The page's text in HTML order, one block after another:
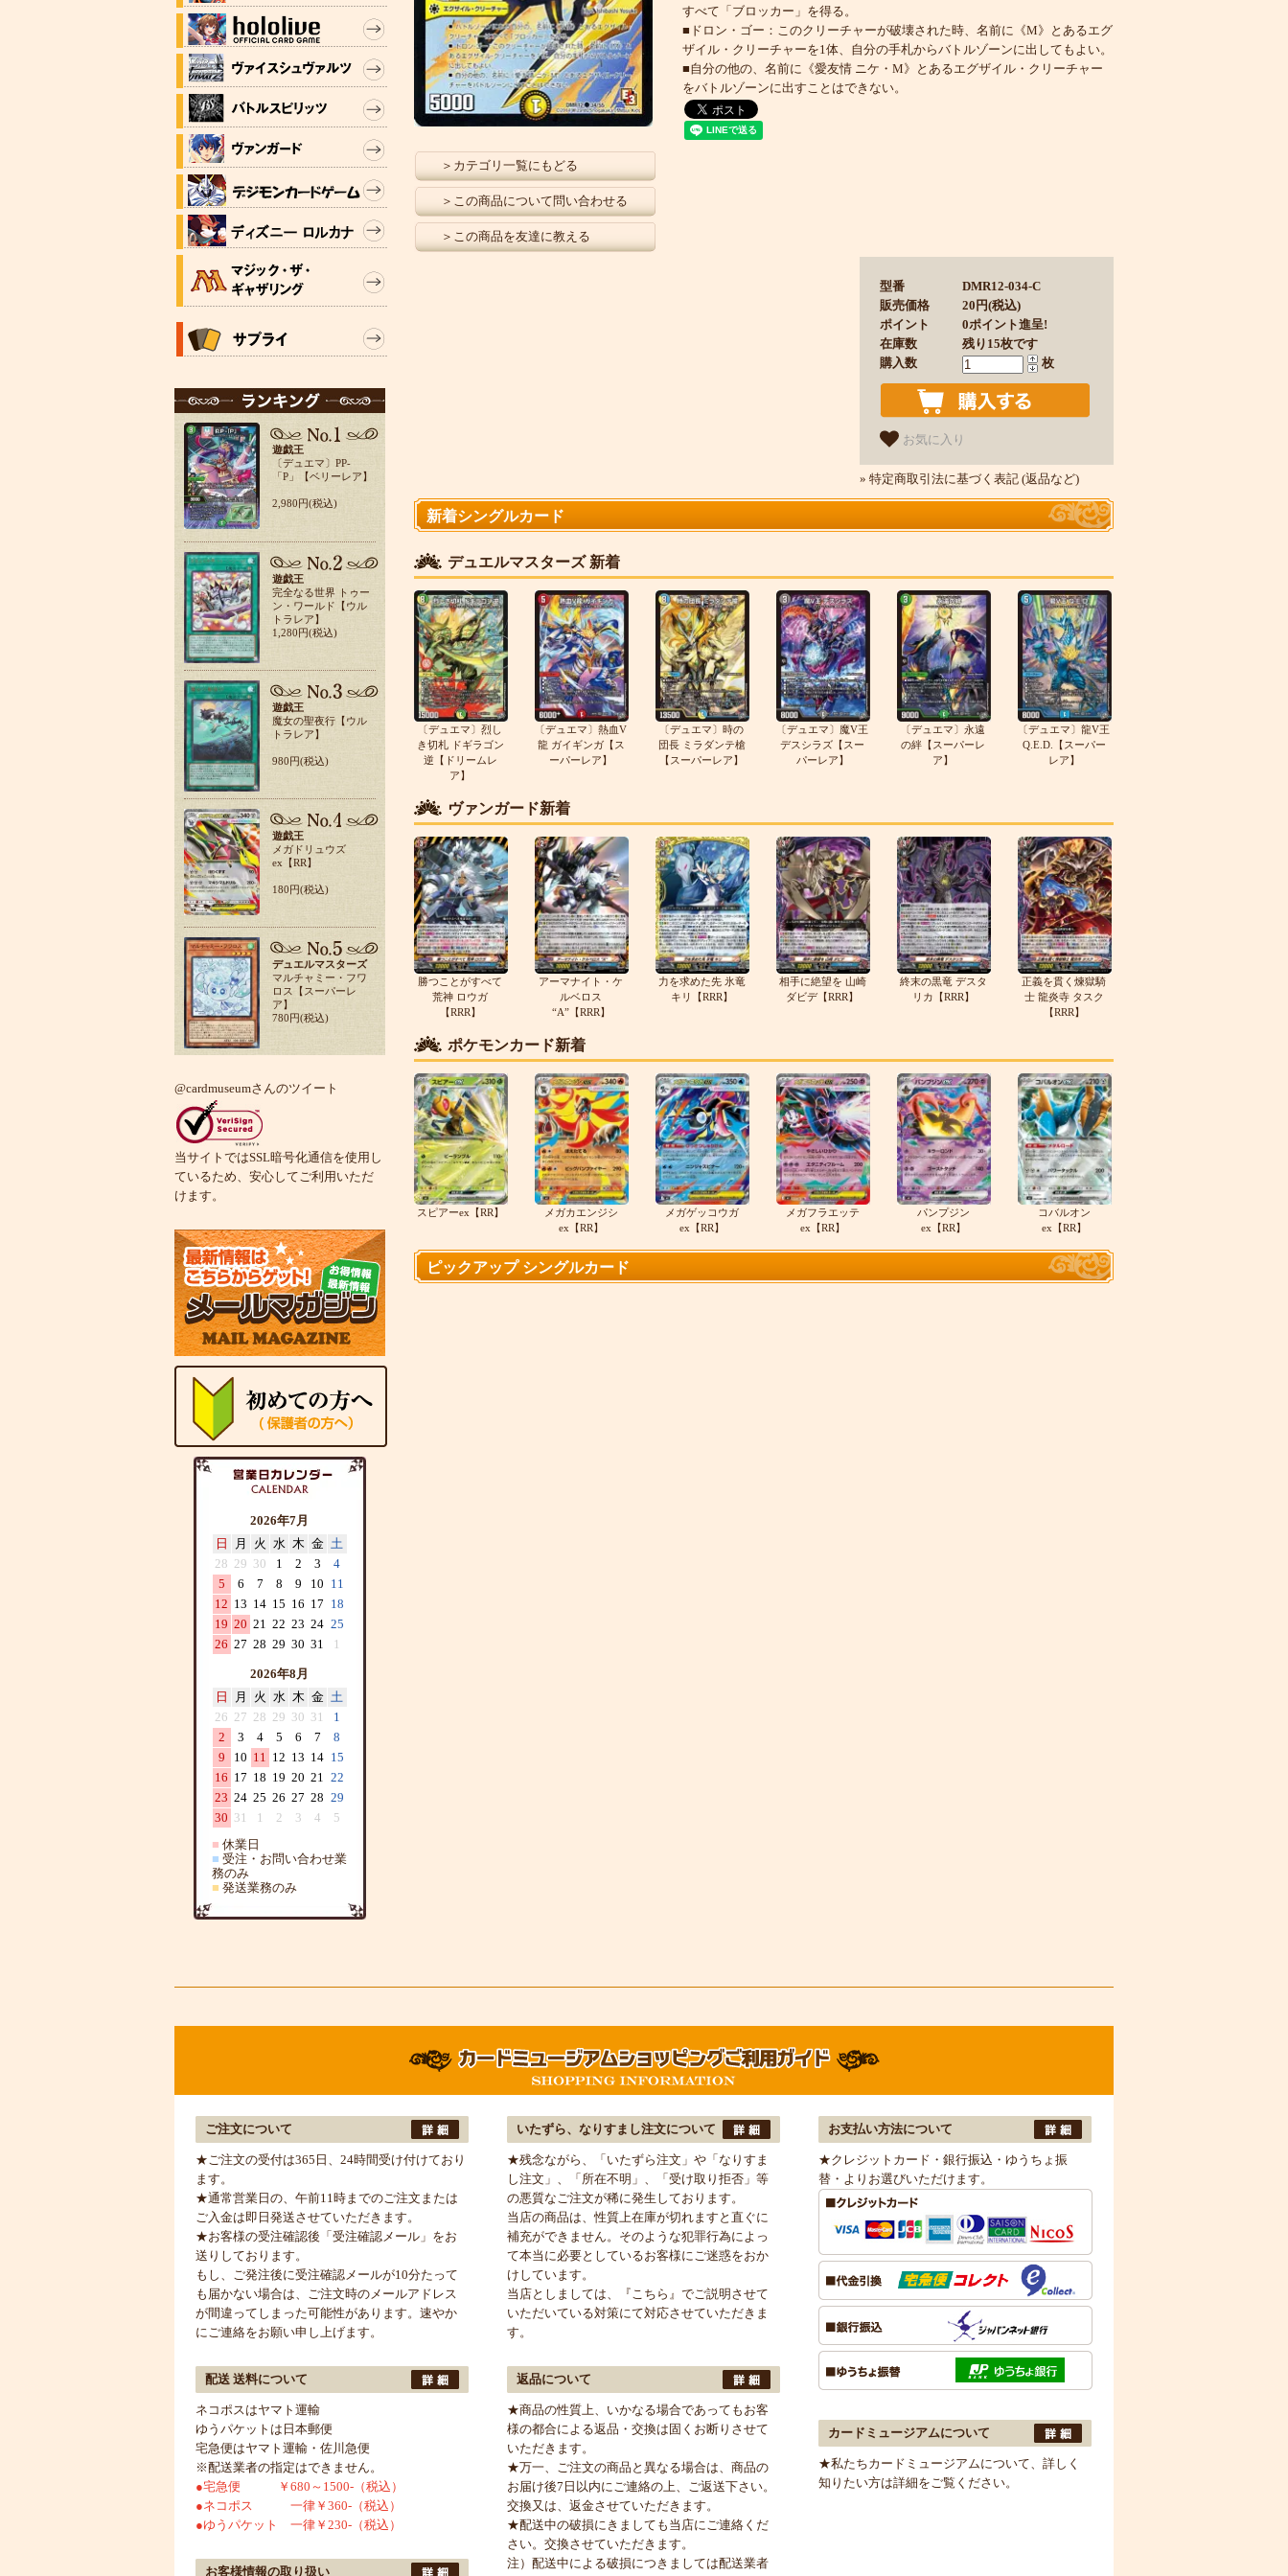
遊戯王
〔デュエマ〕PP-
「P」【ベリーレア】
2,980円(税込)
遊戯王
完全なる世界 トゥー
ン・ワールド【ウル
トラレア】
1,280円(税込)
遊戯王
魔女の聖夜行【ウル
トラレア】
980円(税込)
遊戯王
メガドリュウズ
ex【RR】
180円(税込)
デュエルマスターズ
マルチャミー・フワ
ロス【スーパーレ
ア】
780円(税込)
@cardmuseumさんのツイート
当サイトではSSL暗号化通信を使用し
ているため、安心してご利用いただ
けます。
2026年7月
日
月 火 水 木 金 土
28 29 30 1 2 3
4
5
6 7 8 9 10 11
12 13 14 15 16 17 18
19 20 21 22 23 24 25
26 27 28 29 30 31 1
2026年8月
日
月 火 水 木 金 土
26 27 28 29 30 31
1
2
3 4 5 6 7
8
9
10 11 12 13 14 15
16 17 18 19 20 21 22
23 24 25 26 27 28 29
30 31 1 2 3 4
5
■ 休業日
■ 受注・お問い合わせ業
務のみ
■ 発送業務のみ
＞カテゴリ一覧にもどる
＞この商品について問い合わせる
＞この商品を友達に教える
すべて「ブロッカー」を得る。
■ドロン・ゴー：このクリーチャーが破壊された時、名前に《M》とあるエグ
ザイル・クリーチャーを1体、自分の手札からバトルゾーンに出してもよい。
■自分の他の、名前に《愛友情 ニケ・M》とあるエグザイル・クリーチャー
をバトルゾーンに出すことはできない。
型番
DMR12-034-C
販売価格
20円(税込)
ポイント
0ポイント進呈!
在庫数
残り15枚です
購入数
枚
お気に入り
» 特定商取引法に基づく表記 (返品など)
新着シングルカード
デュエルマスターズ 新着
〔デュエマ〕烈し
き切札 ドギラゴン
逆【ドリームレ
ア】
〔デュエマ〕熱血V
龍 ガイギンガ【ス
ーパーレア】
〔デュエマ〕時の
団長 ミラダンテ槍
【スーパーレア】
〔デュエマ〕魔V王
デスシラズ【スー
パーレア】
〔デュエマ〕永遠
の絆【スーパーレ
ア】
〔デュエマ〕龍V王
Q.E.D.【スーパー
レア】
ヴァンガード新着
勝つことがすべて
荒神 ロウガ
【RRR】
アーマナイト・ケ
ルベロス
“A”【RRR】
力を求めた先 氷竜
キリ【RRR】
相手に絶望を 山崎
ダビデ【RRR】
終末の黒竜 デスタ
リカ【RRR】
正義を貫く煉獄騎
士 龍炎寺 タスク
【RRR】
ポケモンカード新着
スピアーex【RR】
メガカエンジシ
ex【RR】
メガゲッコウガ
ex【RR】
メガフラエッテ
ex【RR】
パンプジン
ex【RR】
コバルオン
ex【RR】
ピックアップ シングルカード
ご注文について
★ご注文の受付は365日、24時間受け付けており
ます。
★通常営業日の、午前11時までのご注文または
ご入金は即日発送させていただきます。
★お客様の受注確認後「受注確認メール」をお
送りしております。
もし、ご発注後に受注確認メールが10分たって
も届かない場合は、ご注文時のメールアドレス
が間違ってしまった可能性があります。速やか
にご連絡をお願い申し上げます。
配送 送料について
ネコポスはヤマト運輸
ゆうパケットは日本郵便
宅急便はヤマト運輸・佐川急便
※配送業者の指定はできません。
●宅急便 ￥680～1500-（税込）
●ネコポス 一律￥360-（税込）
●ゆうパケット 一律￥230-（税込）
お客様情報の取り扱い
いたずら、なりすまし注文について
★残念ながら、「いたずら注文」や「なりすま
し注文」、「所在不明」、「受け取り拒否」等
の悪質なご注文が稀に発生しております。
当店の商品は、性質上在庫が切れますと直ぐに
補充ができません。そのような犯罪行為によっ
て本当に必要としているお客様にご迷惑をおか
けしています。
当店としましては、
『こちら』 でご説明させて
いただいている対策にて対応させていただきま
す。
返品について
★商品の性質上、いかなる場合であってもお客
様の都合による返品・交換は固くお断りさせて
いただきます。
★万一、ご注文の商品と異なる場合は、商品の
お届け後7日以内にご連絡の上、ご返送下さい。
交換又は、返金させていただきます。
★配送中の破損にきましても当店にご連絡くだ
さい。交換させていただきます。
注）配送中による破損につきましては配送業者
お支払い方法について
★クレジットカード・銀行振込・ゆうちょ振
替・よりお選びいただけます。
カードミュージアムについて
★私たちカードミュージアムについて、詳しく
知りたい方は詳細をご覧ください。